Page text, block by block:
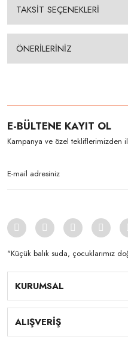
TAKSİT SEÇENEKLERİ
ÖNERİLERİNİZ
E-BÜLTENE KAYIT OL
Kampanya ve özel tekliflerimizden
"Küçük balık suda, çocuklarımız
KURUMSAL
ALIŞVERİŞ